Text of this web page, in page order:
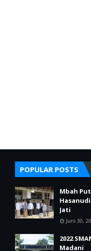
POPULAR POSTS
Mbah
Jati
Juni 30,
2022
Madani